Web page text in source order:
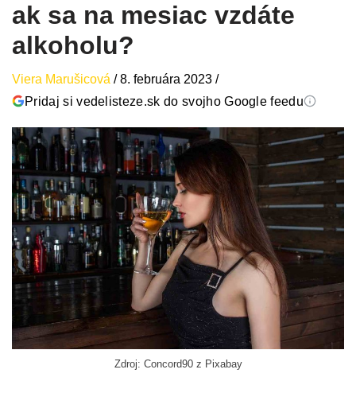
ak sa na mesiac vzdáte
alkoholu?
Viera Marušicová /8. februára 2023 /
Pridaj si vedelisteze.sk do svojho Google feedu
Zdroj: Concord90 z Pixabay